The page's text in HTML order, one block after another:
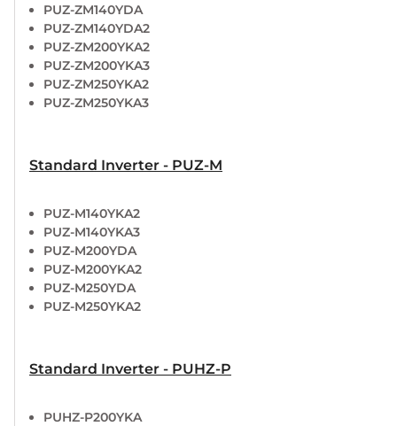
PUZ-ZM140YDA
PUZ-ZM140YDA2
PUZ-ZM200YKA2
PUZ-ZM200YKA3
PUZ-ZM250YKA2
PUZ-ZM250YKA3
Standard Inverter - PUZ-M
PUZ-M140YKA2
PUZ-M140YKA3
PUZ-M200YDA
PUZ-M200YKA2
PUZ-M250YDA
PUZ-M250YKA2
Standard Inverter - PUHZ-P
PUHZ-P200YKA